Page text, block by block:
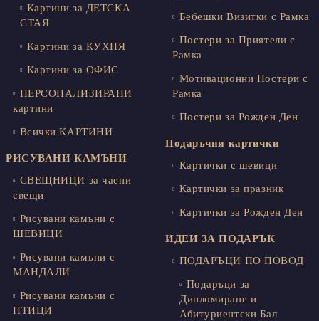
Картини за ДЕТСКА
СТАЯ
Картини за КУХНЯ
Картини за ОФИС
ПЕРСОНАЛИЗИРАНИ
картини
Всички КАРТИНИ
РИСУВАНИ КАМЪНИ
СВЕЩНИЦИ за чаени
свещи
Рисувани камъни с
ШЕВИЦИ
Рисувани камъни с
МАНДАЛИ
Рисувани камъни с
ПТИЦИ
Бебешки Визитки с Рамка
Постери за Приятели с
Рамка
Мотивационни Постери с
Рамка
Постери за Рожден Ден
Подаръчни картички
Картички с шевици
Картички за празник
Картички за Рожден Ден
ИДЕИ ЗА ПОДАРЪК
ПОДАРЪЦИ ПО ПОВОД
Подаръци за
Дипломиране и
Абитуриентски Бал